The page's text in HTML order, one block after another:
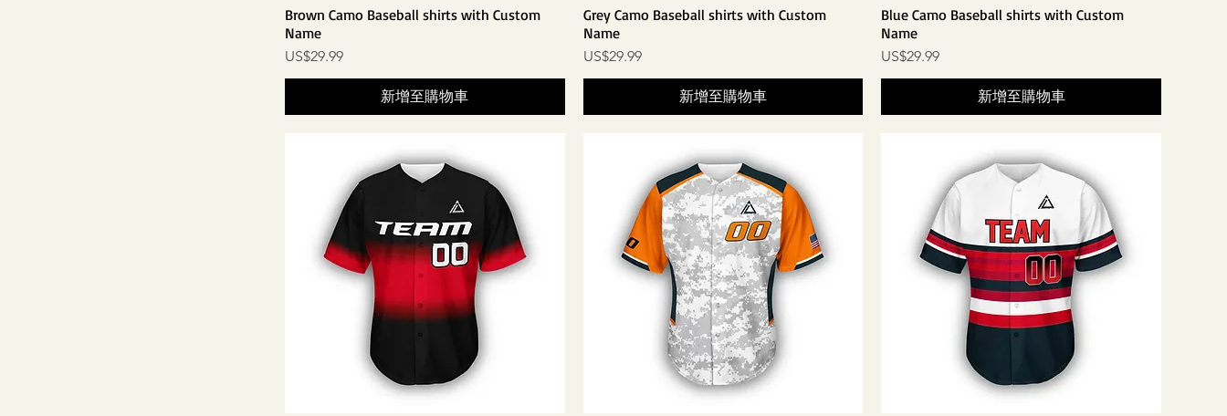
Brown Camo Baseball shirts with Custom
Name
價格
US$29.99
新增至購物車
Grey Camo Baseball shirts with Custom
Name
價格
US$29.99
新增至購物車
Blue Camo Baseball shirts with Custom
Name
價格
US$29.99
新增至購物車